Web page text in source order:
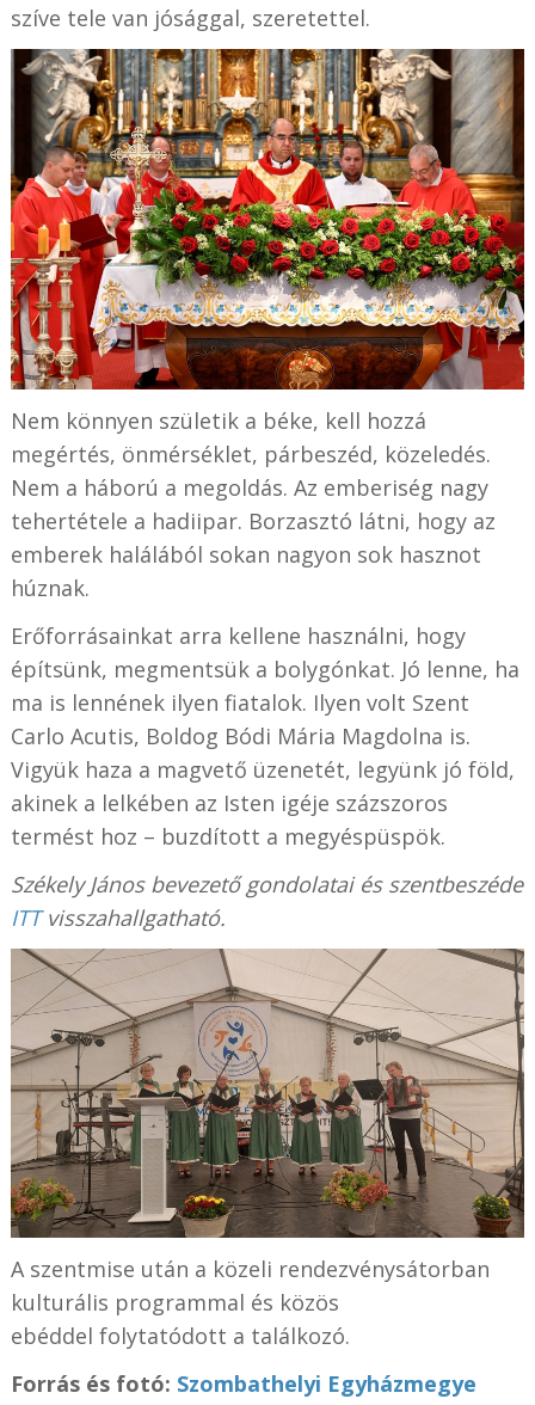
szíve tele van jósággal, szeretettel.
Nem könnyen születik a béke, kell hozzá
megértés, önmérséklet, párbeszéd, közeledés.
Nem a háború a megoldás. Az emberiség nagy
tehertétele a hadiipar. Borzasztó látni, hogy az
emberek halálából sokan nagyon sok hasznot
húznak.
Erőforrásainkat arra kellene használni, hogy
építsünk, megmentsük a bolygónkat. Jó lenne, ha
ma is lennének ilyen fiatalok. Ilyen volt Szent
Carlo Acutis, Boldog Bódi Mária Magdolna is.
Vigyük haza a magvető üzenetét, legyünk jó föld,
akinek a lelkében az Isten igéje százszoros
termést hoz – buzdított a megyéspüspök.
Székely János bevezető gondolatai és szentbeszéde
ITTvisszahallgatható.
A szentmise után a közeli rendezvénysátorban
kulturális programmal és közös
ebéddel folytatódott a találkozó.
Forrás és fotó: Szombathelyi Egyházmegye